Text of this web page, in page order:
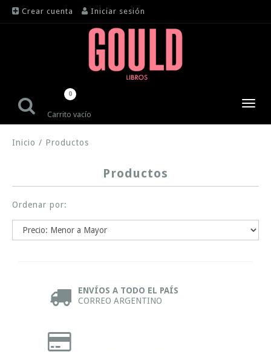
Crear cuenta Iniciar sesión
Carrito vacío
0
Inicio / Productos
Productos
Ordenar por:
ENVÍOS A TODO EL PAÍS
CORREO ARGENTINO